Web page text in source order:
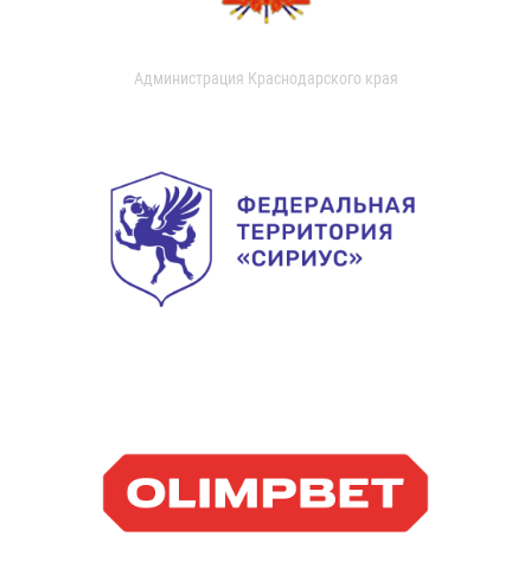
Администрация Краснодарского края